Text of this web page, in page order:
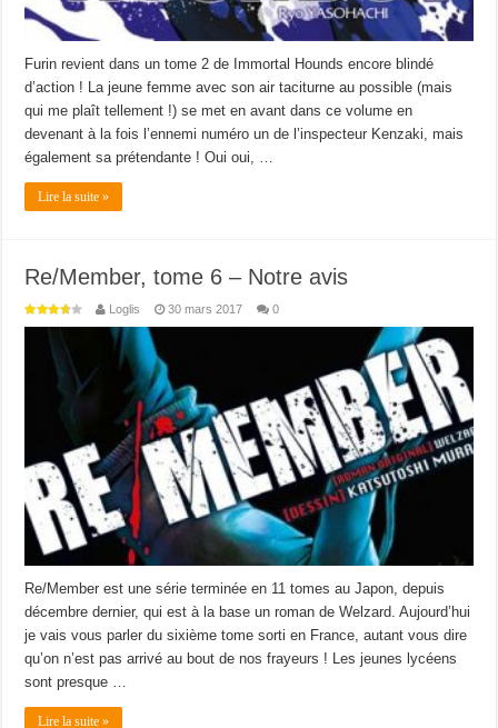
Furin revient dans un tome 2 de Immortal Hounds encore blindé
d’action ! La jeune femme avec son air taciturne au possible (mais
qui me plaît tellement !) se met en avant dans ce volume en
devenant à la fois l’ennemi numéro un de l’inspecteur Kenzaki, mais
également sa prétendante ! Oui oui, …
Lire la suite »
Re/Member, tome 6 – Notre avis
Loglis 30 mars 2017 0
Re/Member est une série terminée en 11 tomes au Japon, depuis
décembre dernier, qui est à la base un roman de Welzard. Aujourd’hui
je vais vous parler du sixième tome sorti en France, autant vous dire
qu’on n’est pas arrivé au bout de nos frayeurs ! Les jeunes lycéens
sont presque …
Lire la suite »